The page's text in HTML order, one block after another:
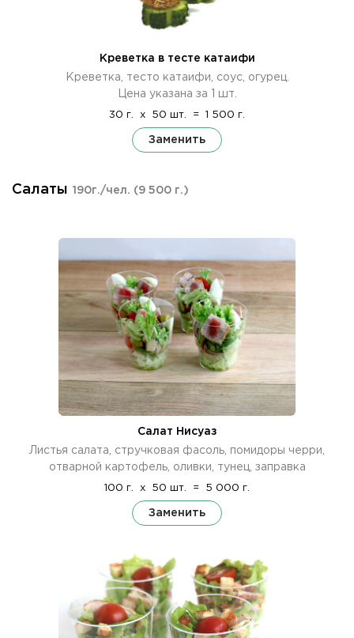
Креветка в тесте катаифи
Креветка, тесто катаифи, соус, огурец.
Цена указана за 1 шт.
30 г. x 50 шт. = 1 500 г.
Заменить
Салаты 190г./чел. (9 500 г.)
Салат Нисуаз
Листья салата, стручковая фасоль, помидоры черри,
отварной картофель, оливки, тунец, заправка
100 г. x 50 шт. = 5 000 г.
Заменить